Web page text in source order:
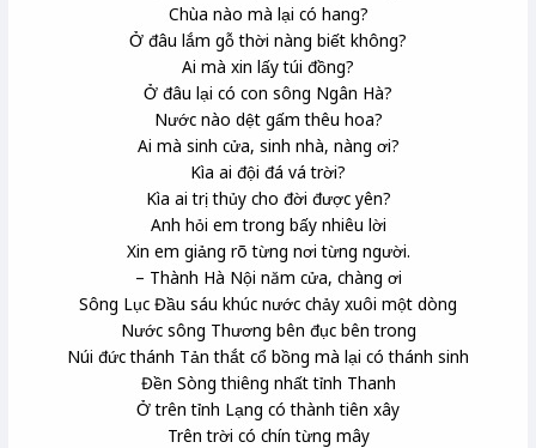
Chùa nào mà lại có hang?
Ở đâu lắm gỗ thời nàng biết không?
Ai mà xin lấy túi đồng?
Ở đâu lại có con sông Ngân Hà?
Nước nào dệt gấm thêu hoa?
Ai mà sinh cửa, sinh nhà, nàng ơi?
Kìa ai đội đá vá trời?
Kìa ai trị thủy cho đời được yên?
Anh hỏi em trong bấy nhiêu lời
Xin em giảng rõ từng nơi từng người.
– Thành Hà Nội năm cửa, chàng ơi
Sông Lục Đầu sáu khúc nước chảy xuôi một dòng
Nước sông Thương bên đục bên trong
Núi đức thánh Tản thắt cổ bồng mà lại có thánh sinh
Đền Sòng thiêng nhất tỉnh Thanh
Ở trên tỉnh Lạng có thành tiên xây
Trên trời có chín từng mây